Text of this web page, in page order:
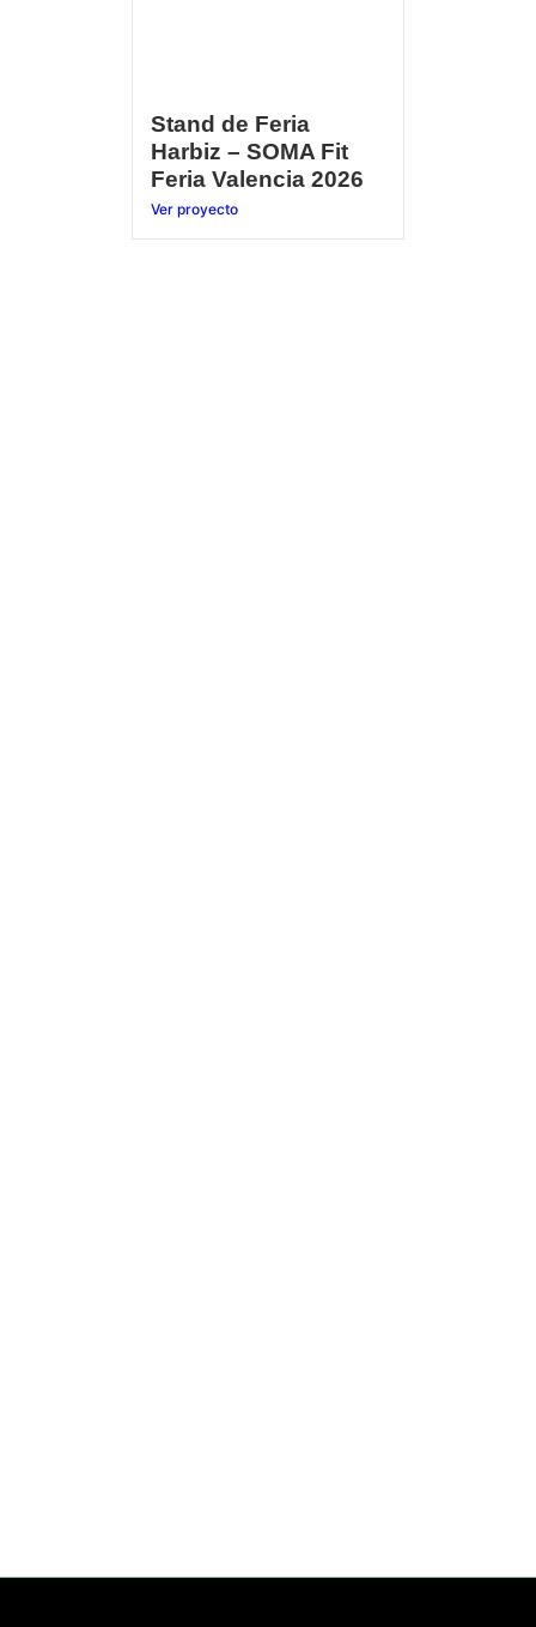
Stand de Feria
Harbiz – SOMA Fit
Feria Valencia 2026
Ver proyecto